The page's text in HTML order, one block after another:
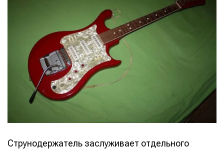
Струнодержатель заслуживает отдельного